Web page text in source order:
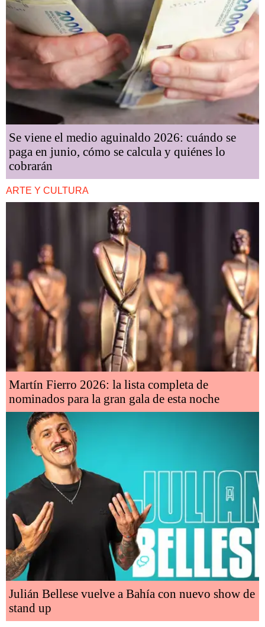
Se viene el medio aguinaldo 2026: cuándo se
paga en junio, cómo se calcula y quiénes lo
cobrarán
ARTE Y CULTURA
Martín Fierro 2026: la lista completa de
nominados para la gran gala de esta noche
Julián Bellese vuelve a Bahía con nuevo show de
stand up